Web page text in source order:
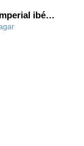
Visita a la casa del águila imperial ibérica
-